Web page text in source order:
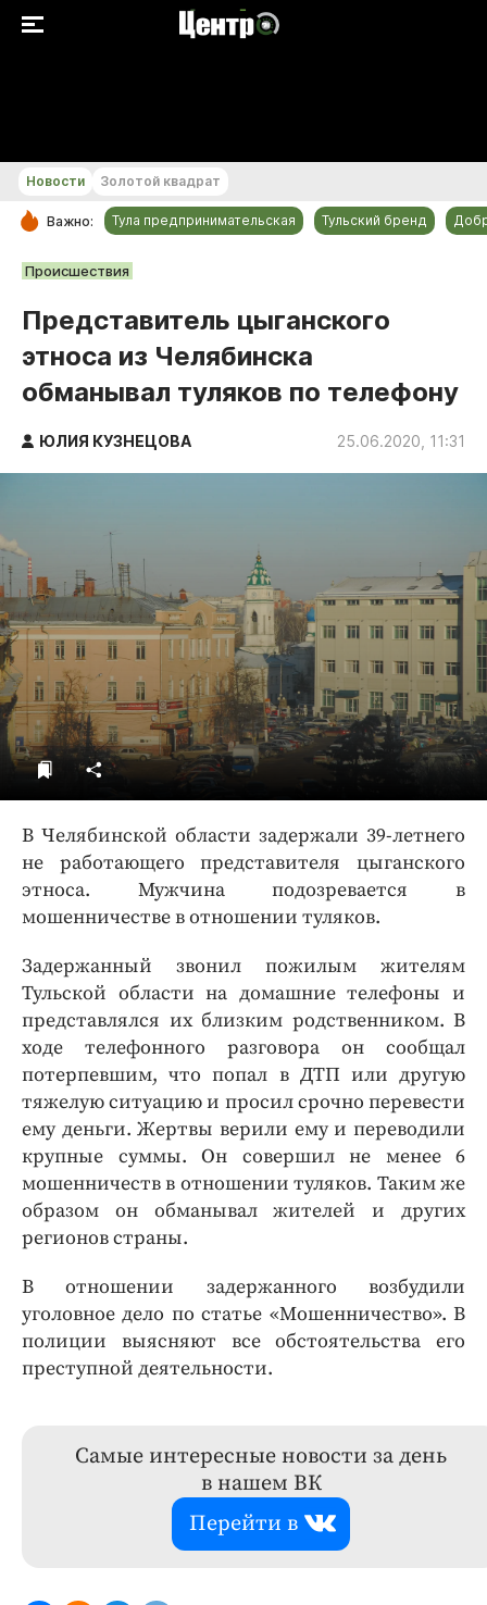
РУБРИКИ
Культура
Происшествия
Спорт
Тульский бренд
Тула предпринимательская
Голодный шпион
Новости Золотой квадрат
Важно: Тула предпринимательская Тульский бренд
Происшествия
Представитель цыганского
этноса из Челябинска
обманывал туляков по телефону
ЮЛИЯ КУЗНЕЦОВА 25.06.2020, 11:31
В Челябинской области задержали 39-летнего
не работающего представителя цыганского
этноса. Мужчина подозревается в
мошенничестве в отношении туляков.
Задержанный звонил пожилым жителям
Тульской области на домашние телефоны и
представлялся их близким родственником. В
ходе телефонного разговора он сообщал
потерпевшим, что попал в ДТП или другую
тяжелую ситуацию и просил срочно перевести
ему деньги. Жертвы верили ему и переводили
крупные суммы. Он совершил не менее 6
мошенничеств в отношении туляков. Таким же
образом он обманывал жителей и других
регионов страны.
В отношении задержанного возбудили
уголовное дело по статье «Мошенничество». В
полиции выясняют все обстоятельства его
преступной деятельности.
Самые интересные новости за день
в нашем ВК
Перейти в